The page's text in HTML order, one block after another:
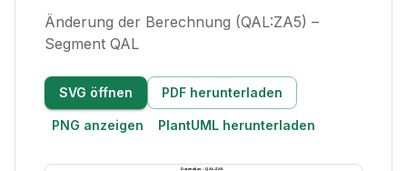
Änderung der Berechnung (QAL:ZA5) –
Segment QAL
SVG öffnen PDF herunterladen
PNG anzeigen PlantUML herunterladen